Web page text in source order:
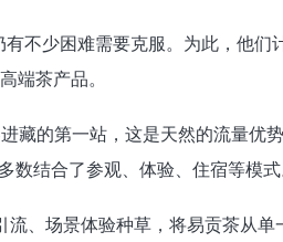
不少困难需要克服。为此，他们
端茶产品。
藏的第一站，这是天然的流量优
数结合了参观、体验、住宿等模式
流、场景体验种草，将易贡茶从单